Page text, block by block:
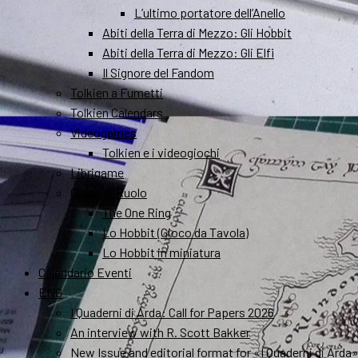
L’ultimo portatore dell’Anello
Abiti della Terra di Mezzo: Gli Hobbit
Abiti della Terra di Mezzo: Gli Elfi
Il Signore del Fandom
Tolkien a Fumetti
Tolkien Calendars
Videogames
Tolkien e i videogiochi
Librigame
Gioco di Ruolo
The One Ring
Lo Hobbit (Gioco da Tavola)
Lo Hobbit in miniatura
Calendario Eventi
ENG
I Quaderni di Arda: Call for Papers 2026
An interview with R. Scott Bakker
New Issue and editorial format for «I Quaderni di Arda»